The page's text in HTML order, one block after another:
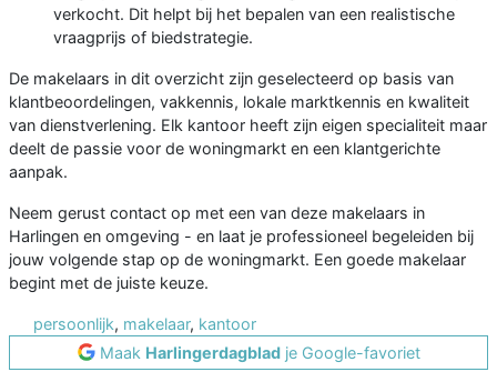
verkocht. Dit helpt bij het bepalen van een realistische
vraagprijs of biedstrategie.
De makelaars in dit overzicht zijn geselecteerd op basis van
klantbeoordelingen, vakkennis, lokale marktkennis en kwaliteit
van dienstverlening. Elk kantoor heeft zijn eigen specialiteit maar
deelt de passie voor de woningmarkt en een klantgerichte
aanpak.
Neem gerust contact op met een van deze makelaars in
Harlingen en omgeving - en laat je professioneel begeleiden bij
jouw volgende stap op de woningmarkt. Een goede makelaar
begint met de juiste keuze.
persoonlijk, makelaar, kantoor
Maak Harlingerdagbladje Google-favoriet